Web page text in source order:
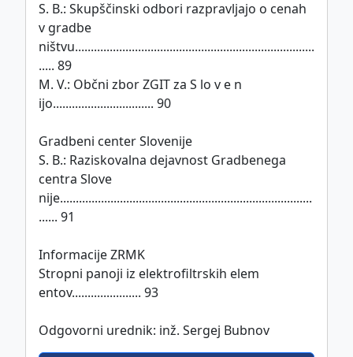
S. B.: Skupščinski odbori razpravljajo o cenah
v gradbe­
ništvu............................................................................
..... 89
M. V.: Občni zbor ZGIT za S lo v e n
ijo................................ 90
Gradbeni center Slovenije
S. B.: Raziskovalna dejavnost Gradbenega
centra Slove­
nije................................................................................
...... 91
Informacije ZRMK
Stropni panoji iz elektrofiltrskih elem
entov...................... 93
Odgovorni urednik: inž. Sergej Bubnov